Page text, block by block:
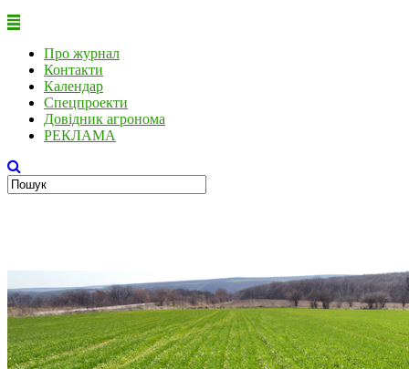
Про журнал
Контакти
Календар
Спецпроекти
Довідник агронома
РЕКЛАМА